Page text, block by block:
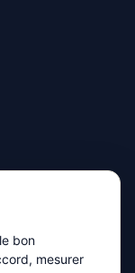
bon
mesurer